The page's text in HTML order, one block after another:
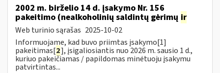
2002 m. birželio 14 d. įsakymo Nr. 156
pakeitimo (nealkoholinių saldintų gėrimų ir
Web turinio sąrašas 2025-10-02
Informuojame, kad buvo priimtas įsakymo[1]
pakeitimas[2], įsigaliosiantis nuo 2026 m. sausio 1 d.,
kuriuo pakeičiamas / papildomas minėtuoju įsakymu
patvirtintas...